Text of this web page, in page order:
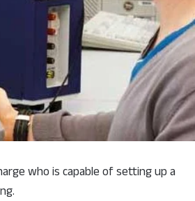
who is capable of setting up a